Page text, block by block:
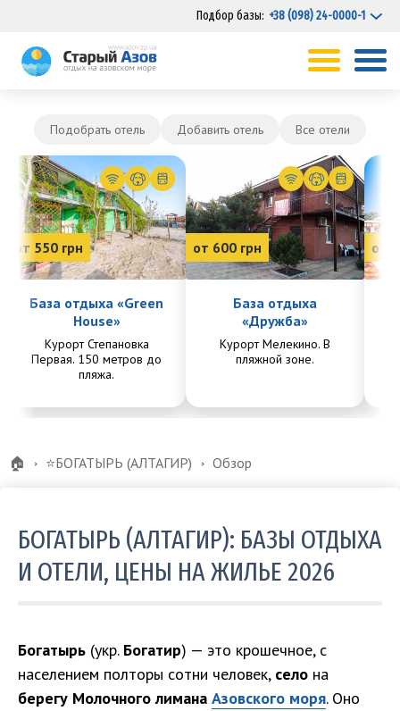
Подбор базы: +38 (098) 24-0000-1
Подобрать отель Добавить отель Все отели
от 550 грн
База отдыха «Green
House»
Курорт Степановка
Первая. 150 метров до
пляжа.
от 600 грн
База отдыха
«Дружба»
Курорт Мелекино. В
пляжной зоне.
от
🏠 ⭐️БОГАТЫРЬ (АЛТАГИР) Обзор
БОГАТЫРЬ (АЛТАГИР): БАЗЫ ОТДЫХА
И ОТЕЛИ, ЦЕНЫ НА ЖИЛЬЕ 2026
Богатырь (укр. Богатир) — это крошечное, с
населением полторы сотни человек, село на
берегу Молочного лимана Азовского моря. Оно